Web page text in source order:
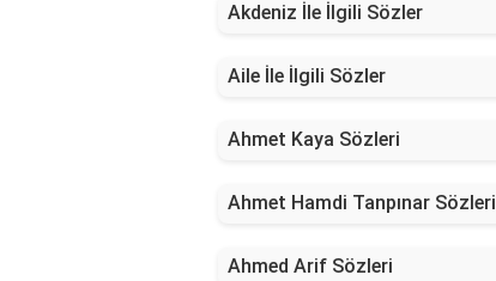
Akdeniz İle İlgili Sözler
Aile İle İlgili Sözler
Ahmet Kaya Sözleri
Ahmet Hamdi Tanpınar Sözleri
Ahmed Arif Sözleri